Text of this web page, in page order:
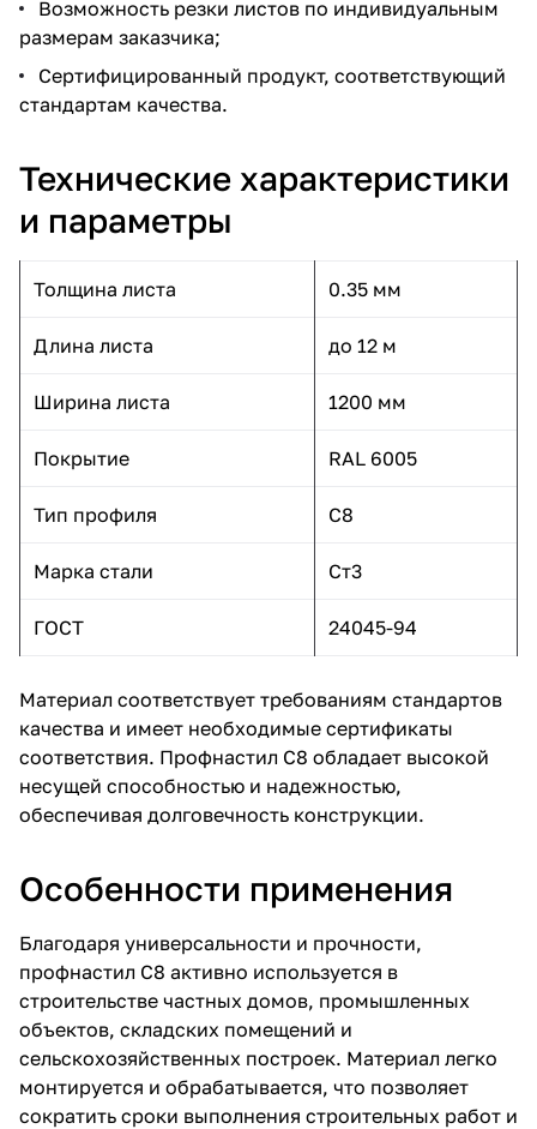
Возможность резки листов по индивидуальным
размерам заказчика;
Сертифицированный продукт, соответствующий
стандартам качества.
Технические характеристики
и параметры
Толщина листа 0.35 мм
Длина листа до 12 м
Ширина листа 1200 мм
Покрытие RAL 6005
Тип профиля С8
Марка стали Ст3
ГОСТ 24045-94
Материал соответствует требованиям стандартов
качества и имеет необходимые сертификаты
соответствия. Профнастил С8 обладает высокой
несущей способностью и надежностью,
обеспечивая долговечность конструкции.
Особенности применения
Благодаря универсальности и прочности,
профнастил С8 активно используется в
строительстве частных домов, промышленных
объектов, складских помещений и
сельскохозяйственных построек. Материал легко
монтируется и обрабатывается, что позволяет
сократить сроки выполнения строительных работ и